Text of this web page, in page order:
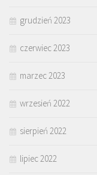
grudzień 2023
czerwiec 2023
marzec 2023
wrzesień 2022
sierpień 2022
lipiec 2022